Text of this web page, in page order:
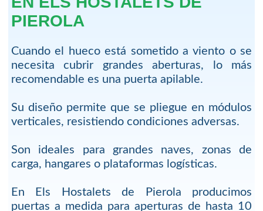
PIEROLA
Cuando el hueco está sometido a viento o se
necesita cubrir grandes aberturas, lo más
recomendable es una puerta apilable.
Su diseño permite que se pliegue en módulos
verticales, resistiendo condiciones adversas.
Son ideales para grandes naves, zonas de
carga, hangares o plataformas logísticas.
En Els Hostalets de Pierola producimos
puertas a medida para aperturas de hasta 10